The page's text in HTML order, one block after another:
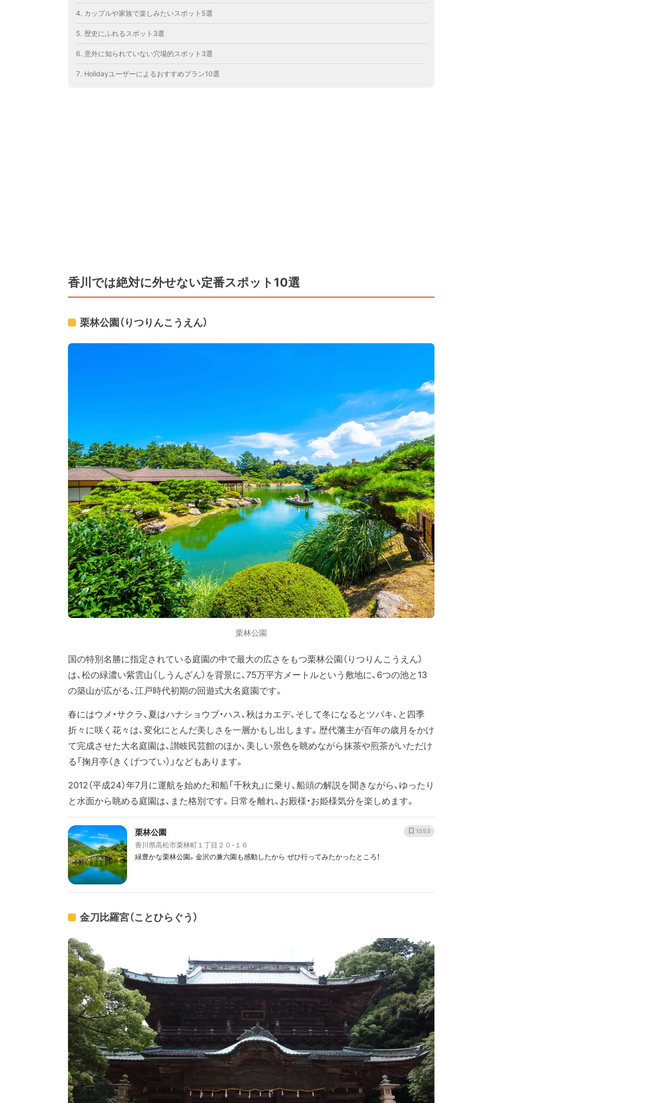
カップルや家族で楽しみたいスポット5選
歴史にふれるスポット3選
意外に知られていない穴場的スポット3選
Holidayユーザーによるおすすめプラン10選
香川では絶対に外せない定番スポット10選
栗林公園（りつりんこうえん）
栗林公園
国の特別名勝に指定されている庭園の中で最大の広さをもつ栗林公園（りつりんこうえん）
は、松の緑濃い紫雲山（しうんざん）を背景に、75万平方メートルという敷地に、6つの池と13
の築山が広がる、江戸時代初期の回遊式大名庭園です。
春にはウメ・サクラ、夏はハナショウブ・ハス、秋はカエデ、そして冬になるとツバキ、と四季
折々に咲く花々は、変化にとんだ美しさを一層かもし出します。歴代藩主が百年の歳月をかけ
て完成させた大名庭園は、讃岐民芸館のほか、美しい景色を眺めながら抹茶や煎茶がいただけ
る「掬月亭（きくげつてい）」などもあります。
2012（平成24）年7月に運航を始めた和船「千秋丸」に乗り、船頭の解説を聞きながら、ゆったり
と水面から眺める庭園は、また格別です。日常を離れ、お殿様・お姫様気分を楽しめます。
栗林公園
香川県高松市栗林町１丁目２０-１６
緑豊かな栗林公園。金沢の兼六園も感動したから ぜひ行ってみたかったところ！
1553
金刀比羅宮（ことひらぐう）